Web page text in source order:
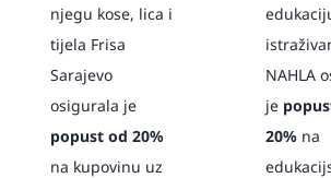
njegu kose, lica i
tijela Frisa
Sarajevo
osigurala je
popust od 20%
na kupovinu uz
NAHLA
je
20% na